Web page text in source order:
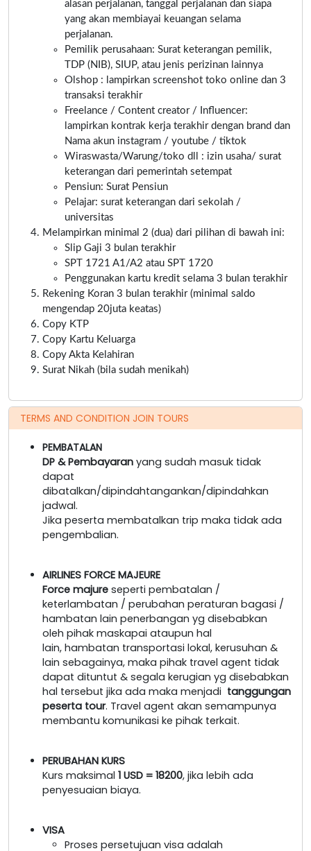
alasan perjalanan, tanggal perjalanan dan siapa
yang akan membiayai keuangan selama
perjalanan.
Pemilik perusahaan: Surat keterangan pemilik,
TDP (NIB), SIUP, atau jenis perizinan lainnya
Olshop : lampirkan screenshot toko online dan 3
transaksi terakhir
Freelance / Content creator / Influencer:
lampirkan kontrak kerja terakhir dengan brand dan
Nama akun instagram / youtube / tiktok
Wiraswasta/Warung/toko dll : izin usaha/ surat
keterangan dari pemerintah setempat
Pensiun: Surat Pensiun
Pelajar: surat keterangan dari sekolah /
universitas
Melampirkan minimal 2 (dua) dari pilihan di bawah ini:
Slip Gaji 3 bulan terakhir
SPT 1721 A1/A2 atau SPT 1720
Penggunakan kartu kredit selama 3 bulan terakhir
Rekening Koran 3 bulan terakhir (minimal saldo
mengendap 20juta keatas)
Copy KTP
Copy Kartu Keluarga
Copy Akta Kelahiran
Surat Nikah (bila sudah menikah)
TERMS AND CONDITION JOIN TOURS
PEMBATALAN
DP & Pembayaran yang sudah masuk tidak
dapat
dibatalkan/dipindahtangankan/dipindahkan
jadwal.
Jika peserta membatalkan trip maka tidak ada
pengembalian.
AIRLINES FORCE MAJEURE
Force majure seperti pembatalan /
keterlambatan / perubahan peraturan bagasi /
hambatan lain penerbangan yg disebabkan
oleh pihak maskapai ataupun hal
lain, hambatan transportasi lokal, kerusuhan &
lain sebagainya, maka pihak travel agent tidak
dapat dituntut & segala kerugian yg disebabkan
hal tersebut jika ada maka menjadi tanggungan
peserta tour. Travel agent akan semampunya
membantu komunikasi ke pihak terkait.
PERUBAHAN KURS
Kurs maksimal 1 USD = 18200, jika lebih ada
penyesuaian biaya.
VISA
Proses persetujuan visa adalah